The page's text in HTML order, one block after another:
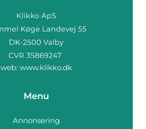
web: www.klikko.dk
Menu
Annonsering